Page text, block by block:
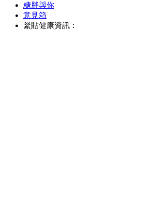
糖胖與你
意見箱
緊貼健康資訊：